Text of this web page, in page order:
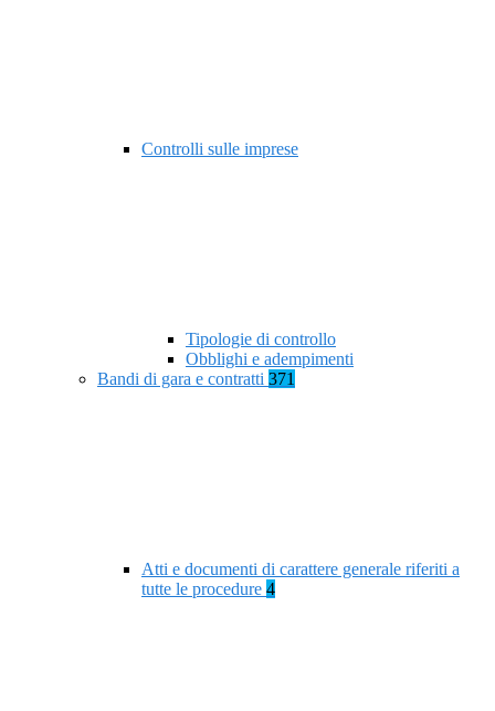
Controlli sulle imprese
Tipologie di controllo
Obblighi e adempimenti
Bandi di gara e contratti 371
Atti e documenti di carattere generale riferiti a
tutte le procedure 4